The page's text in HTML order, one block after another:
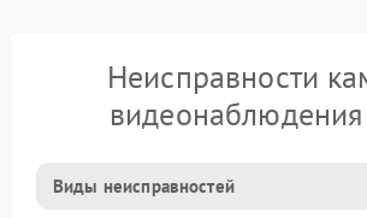
Неисправности
Виды неисправностей